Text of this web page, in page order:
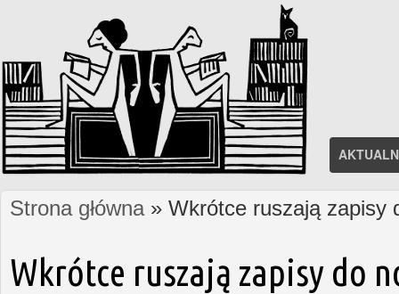
Jesteś tutaj
Strona główna» Wkrótce ruszają zapisy
Wkrótce ruszają zapisy do